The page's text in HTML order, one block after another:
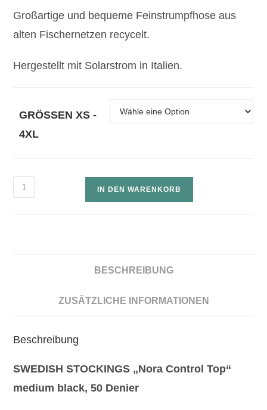
Großartige und bequeme Feinstrumpfhose aus
alten Fischernetzen recycelt.
Hergestellt mit Solarstrom in Italien.
GRÖSSEN XS - 4
XL
IN DEN WARENKORB
BESCHREIBUNG
ZUSÄTZLICHE INFORMATIONEN
Beschreibung
SWEDISH STOCKINGS „Nora Control Top“
medium black, 50 Denier